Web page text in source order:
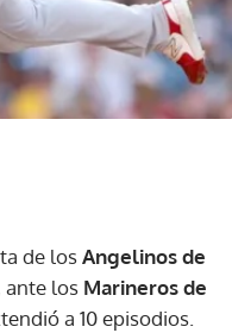
de losAngelinos de
ante los Marineros de
a 10 episodios.